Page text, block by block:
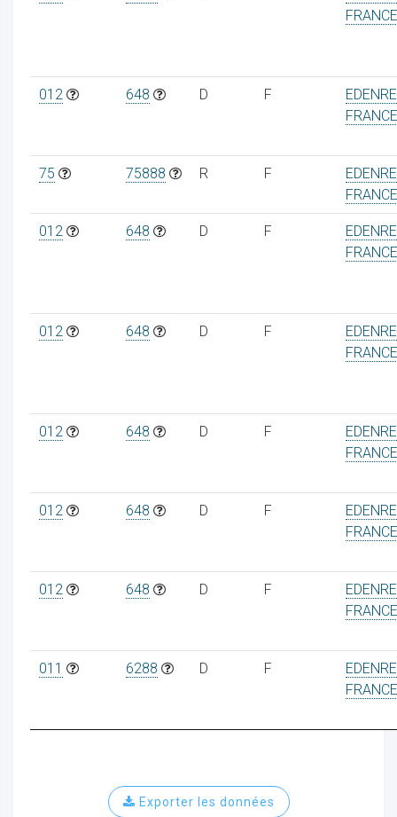
FRANCE
012 648 D F
FRANCE
75 75888 R F
FRANCE
012 648 D F
FRANCE
012 648 D F
FRANCE
012 648 D F
FRANCE
012 648 D F
FRANCE
012 648 D F
FRANCE
011 6288 D F
FRANCE
Exporter les données